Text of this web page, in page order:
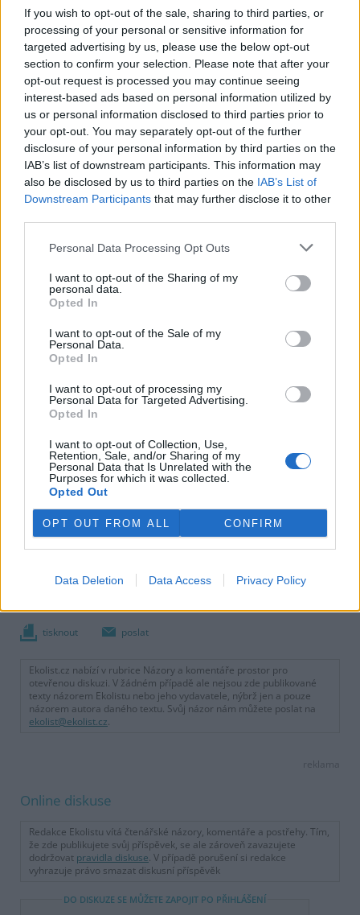
If you wish to opt-out of the sale, sharing to third parties, or
processing of your personal or sensitive information for
targeted advertising by us, please use the below opt-out
section to confirm your selection. Please note that after your
opt-out request is processed you may continue seeing
interest-based ads based on personal information utilized by
us or personal information disclosed to third parties prior to
your opt-out. You may separately opt-out of the further
disclosure of your personal information by third parties on the
IAB’s list of downstream participants. This information may
also be disclosed by us to third parties on the IAB’s List of
Downstream Participants that may further disclose it to other
Personal Data Processing Opt Outs
I want to opt-out of the Sharing of my
personal data.
Opted In
I want to opt-out of the Sale of my
Personal Data.
Opted In
I want to opt-out of processing my
Personal Data for Targeted Advertising.
Opted In
I want to opt-out of Collection, Use,
Retention, Sale, and/or Sharing of my
Personal Data that Is Unrelated with the
Purposes for which it was collected.
Opted Out
OPT OUT FROM ALL CONFIRM
Data Deletion Data Access Privacy Policy
zavázala se, že do roku 2015 nahradí amalgámovou
elektrolýzu moderní membránovou, kde již při výrobě
chloru není použita rtuť.
Doplnění z 25. 10.:Tiskový mluvčí Spolany Jan Martínek
tento text poslal EkoListu jako odpověď na prosbu o
komentář ke zprávě Blacksmith Institute o
nejznečištěnějších místech světa - víc vizzde. Později ještě
upřesnil, že v druhé větě posledního odstavce měl na mysli
výrobu jedné tuny chloru instalované kapacity, a dodal
"Zatížení chemickými látkami na hranici závodu, jak
prokazují pravidelná měření, nepřekračuje hodnoty, které
jsou běžné i v jiných částech republiky."
reklama
Mgr. Jan Martínek
tisknout poslat
Ekolist.cz nabízí v rubrice Názory a komentáře prostor pro
otevřenou diskuzi. V žádném případě ale nejsou zde publikované
texty názorem Ekolistu nebo jeho vydavatele, nýbrž jen a pouze
názorem autora daného textu. Svůj názor nám můžete poslat na
ekolist@ekolist.cz.
reklama
Online diskuse
Redakce Ekolistu vítá čtenářské názory, komentáře a postřehy. Tím,
že zde publikujete svůj příspěvek, se ale zároveň zavazujete
dodržovat pravidla diskuse. V případě porušení si redakce
vyhrazuje právo smazat diskusní příspěvěk
DO DISKUZE SE MŮŽETE ZAPOJIT PO PŘIHLÁŠENÍ